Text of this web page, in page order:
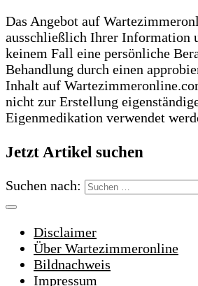
Das Angebot auf
ausschließlich Ihrer Information
keinem Fall eine persönliche
Behandlung durch einen
Inhalt auf
nicht zur Erstellung
Eigenmedikation verwendet
Jetzt Artikel suchen
Suchen nach:
Disclaimer
Über Wartezimmeronline
Bildnachweis
Impressum